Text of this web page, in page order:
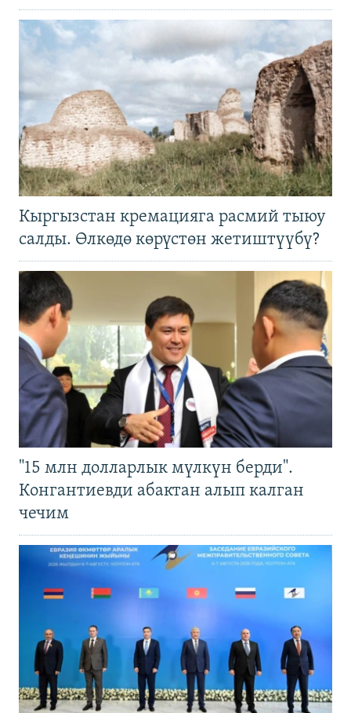
Кыргызстан кремацияга расмий тыюу
салды. Өлкөдө көрүстөн жетиштүүбү?
"15 млн долларлык мүлкүн берди".
Конгантиевди абактан алып калган
чечим